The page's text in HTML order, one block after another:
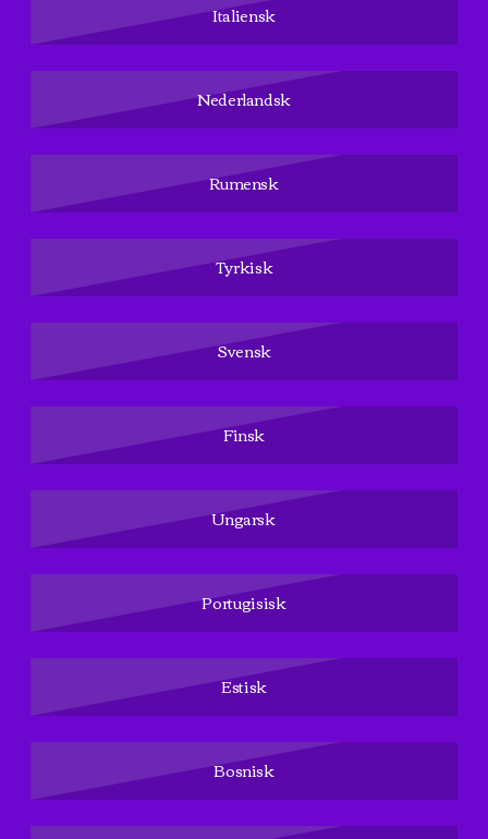
Italiensk
Nederlandsk
Rumensk
Tyrkisk
Svensk
Finsk
Ungarsk
Portugisisk
Estisk
Bosnisk